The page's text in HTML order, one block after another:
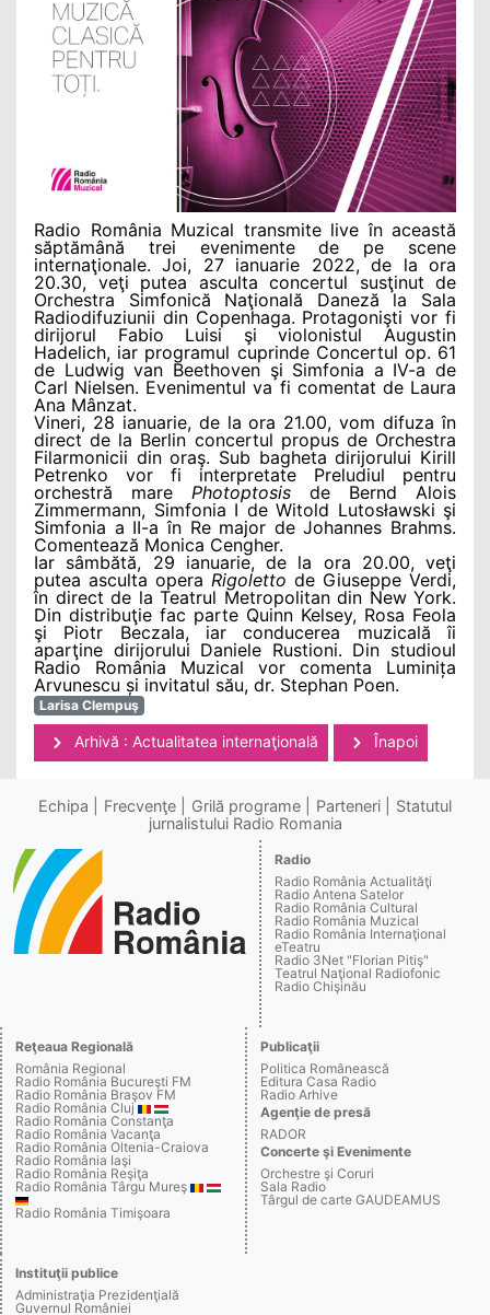
Radio România Muzical transmite live în această
săptămână trei evenimente de pe scene
internaţionale. Joi, 27 ianuarie 2022, de la ora
20.30, veţi putea asculta concertul susţinut de
Orchestra Simfonică Naţională Daneză la Sala
Radiodifuziunii din Copenhaga. Protagonişti vor fi
dirijorul Fabio Luisi şi violonistul Augustin
Hadelich, iar programul cuprinde Concertul op. 61
de Ludwig van Beethoven şi Simfonia a IV-a de
Carl Nielsen. Evenimentul va fi comentat de Laura
Ana Mânzat.
Vineri, 28 ianuarie, de la ora 21.00, vom difuza în
direct de la Berlin concertul propus de Orchestra
Filarmonicii din oraş. Sub bagheta dirijorului Kirill
Petrenko vor fi interpretate Preludiul pentru
orchestră mare Photoptosis de Bernd Alois
Zimmermann, Simfonia I de Witold Lutosławski şi
Simfonia a II-a în Re major de Johannes Brahms.
Comentează Monica Cengher.
Iar sâmbătă, 29 ianuarie, de la ora 20.00, veţi
putea asculta opera Rigoletto de Giuseppe Verdi,
în direct de la Teatrul Metropolitan din New York.
Din distribuţie fac parte Quinn Kelsey, Rosa Feola
şi Piotr Beczala, iar conducerea muzicală îi
aparţine dirijorului Daniele Rustioni. Din studioul
Radio România Muzical vor comenta Luminița
Arvunescu și invitatul său, dr. Stephan Poen.
Larisa Clempuş
Arhivă : Actualitatea internaţională Înapoi
Echipa Frecvenţe Grilă programe Parteneri
Statutul
jurnalistului Radio Romania
Radio
Radio România Actualităţi
Radio Antena Satelor
Radio România Cultural
Radio România Muzical
Radio România Internaţional
eTeatru
Radio 3Net "Florian Pitiş"
Teatrul Naţional Radiofonic
Radio Chişinău
Reţeaua Regională
România Regional
Radio România Bucureşti FM
Radio România Braşov FM
Radio România Cluj
Radio România Constanţa
Radio România Vacanţa
Radio România Oltenia-Craiova
Radio România Iaşi
Radio România Reşiţa
Radio România Târgu Mureş
Radio România Timişoara
Publicaţii
Politica Românească
Editura Casa Radio
Radio Arhive
Agenţie de presă
RADOR
Concerte şi Evenimente
Orchestre şi Coruri
Sala Radio
Târgul de carte GAUDEAMUS
Instituţii publice
Administraţia Prezidenţială
Guvernul României